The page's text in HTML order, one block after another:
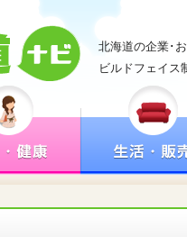
北海道の企業･
ビルドフェイス